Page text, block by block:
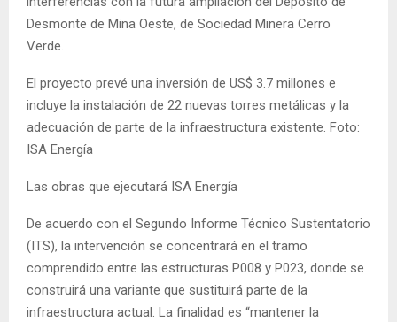
Desmonte de Mina Oeste, de Sociedad Minera Cerro
Verde.
El proyecto prevé una inversión de US$ 3.7 millones e
incluye la instalación de 22 nuevas torres metálicas y la
adecuación de parte de la infraestructura existente. Foto:
ISA Energía
Las obras que ejecutará ISA Energía
De acuerdo con el Segundo Informe Técnico Sustentatorio
(ITS), la intervención se concentrará en el tramo
comprendido entre las estructuras P008 y P023, donde se
construirá una variante que sustituirá parte de la
infraestructura actual. La finalidad es “mantener la